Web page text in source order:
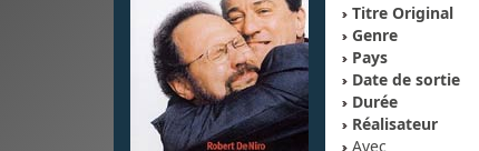
Titre Original
Genre
Pays
Date de sortie
Durée
Réalisateur
Avec